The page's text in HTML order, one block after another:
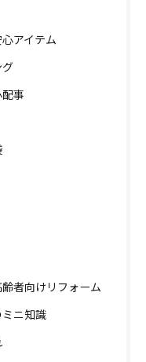
アイテム
事
者向けリフォーム
ニ知識